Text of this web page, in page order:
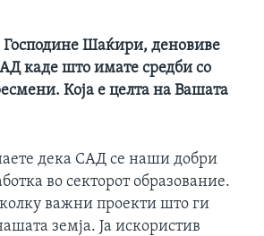
Господине Шаќири, деновиве
каде што имате средби со
Која е целта на Вашата
дека САД се наши добри
во секторот образование.
важни проекти што ги
земја. Ја искористив